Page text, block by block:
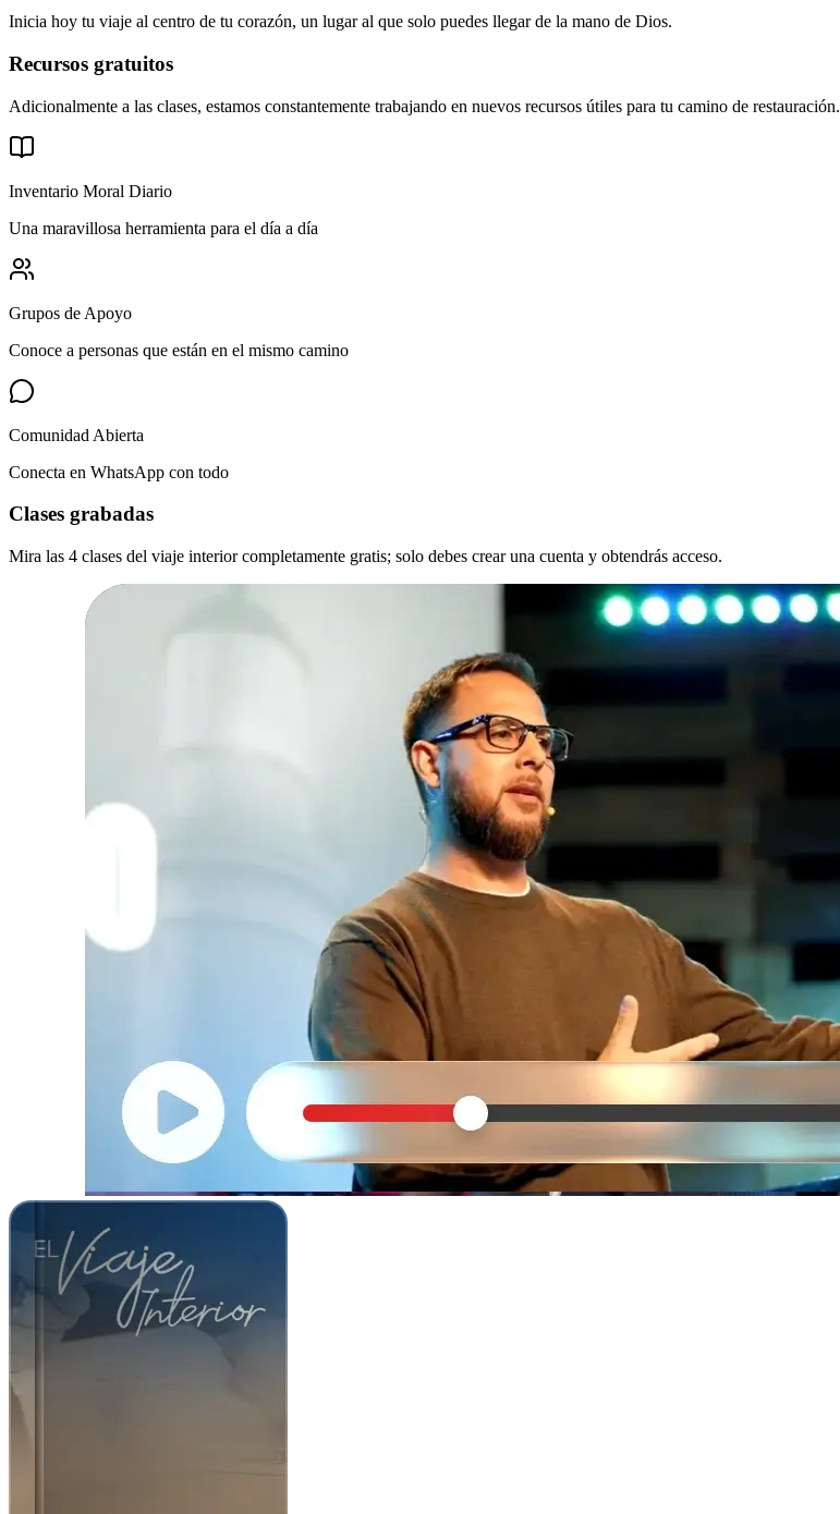
Inicia hoy tu viaje al centro de tu corazón, un lugar al que solo puedes llegar de la mano de Dios.
Recursos gratuitos
Adicionalmente a las clases, estamos constantemente trabajando en nuevos recursos útiles para tu camino de restauración.
Inventario Moral Diario
Una maravillosa herramienta para el día a día
Grupos de Apoyo
Conoce a personas que están en el mismo camino
Comunidad Abierta
Conecta en WhatsApp con todo
Clases grabadas
Mira las 4 clases del viaje interior completamente gratis; solo debes crear una cuenta y obtendrás acceso.